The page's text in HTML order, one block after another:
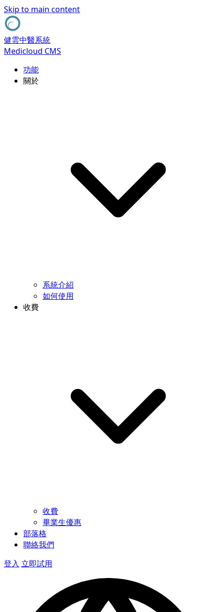
Skip to main content
健雲中醫系統
Medicloud CMS
功能
關於
系統介紹
如何使用
收費
收費
畢業生優惠
部落格
聯絡我們
登入 立即試用